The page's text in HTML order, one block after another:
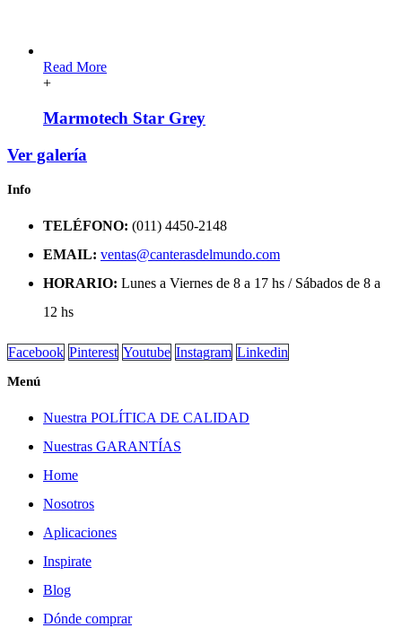
Read More
+
Marmotech Star Grey
Ver galería
Info
TELÉFONO: (011) 4450-2148
EMAIL: ventas@canterasdelmundo.com
HORARIO: Lunes a Viernes de 8 a 17 hs / Sábados de 8 a
12 hs
Facebook Pinterest Youtube Instagram Linkedin
Menú
Nuestra POLÍTICA DE CALIDAD
Nuestras GARANTÍAS
Home
Nosotros
Aplicaciones
Inspirate
Blog
Dónde comprar